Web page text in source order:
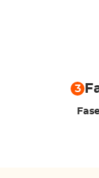
3